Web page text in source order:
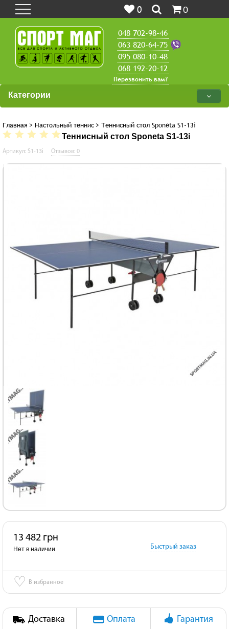
0 0
048 702-98-46
063 820-64-75
095 080-10-48
068 192-20-12
Перезвонить вам?
Категории
Главная > Настольный теннис > Теннисный стол Sponeta S1-13i
Теннисный стол Sponeta S1-13i
Артикул: S1-13i Отзывов: 0
13 482 грн
Нет в наличии Быстрый заказ
♡ В избранное
Доставка Оплата Гарантия